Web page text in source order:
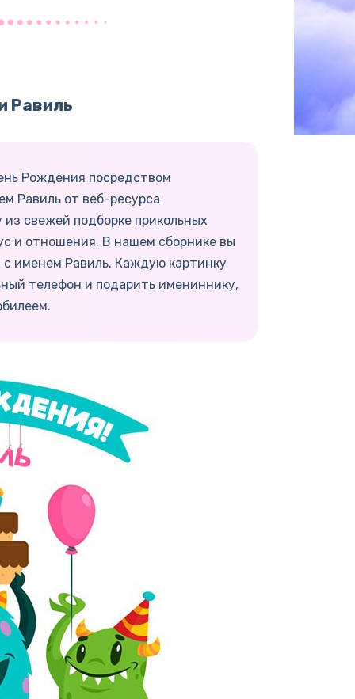
Равиль
Рождения посредством
Равиль от веб-ресурса
свежей подборке прикольных
и отношения. В нашем сборнике вы
именем Равиль. Каждую картинку
телефон и подарить имениннику,